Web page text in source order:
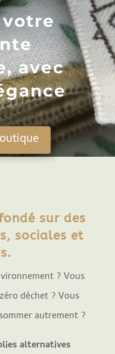
votre
avec
sur des
sociales et
? Vous
déchet ? Vous
autrement ?
alternatives